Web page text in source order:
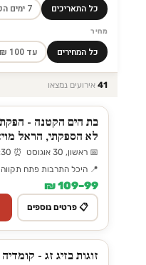
כל התאריכים 7 ימים הקרובים
מחיר
כל המחירים עד 100 ₪
41 אירועים נמצאו
לא הספקתי, הראל
📅 ראשון, 30 אוגוסט ⏰ 17:30
📍 היכל התרבות פתח תקווה
99–109 ₪
📋 פרטים נוספים
זוגות בזיג זג -